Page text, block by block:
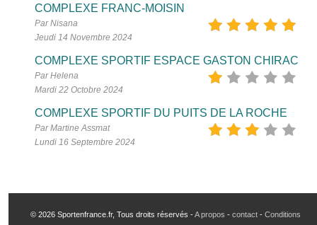
COMPLEXE FRANC-MOISIN
Par Nisana
Jeudi 14 Novembre 2024
COMPLEXE SPORTIF ESPACE GASTON CHIRAC
Par Helena
Mardi 22 Octobre 2024
COMPLEXE SPORTIF DU PUITS DE LA ROCHE
Par Martine Assmat
Lundi 16 Septembre 2024
© 2026 Sportenfrance.fr, Tous droits réservés -A propos - contact- Conditions